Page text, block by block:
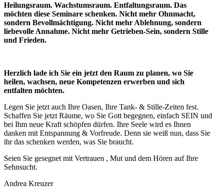
Heilungsraum. Wachstumsraum. Entfaltungsraum. Das
möchten diese Seminare schenken. Nicht mehr Ohnmacht,
sondern Bevollmächtigung. Nicht mehr Ablehnung, sondern
liebevolle Annahme. Nicht mehr Getrieben-Sein, sondern Stille
und Frieden.
Herzlich lade ich Sie ein jetzt den Raum zu planen, wo Sie
heilen, wachsen, neue Kompetenzen erwerben und sich
entfalten möchten.
Legen Sie jetzt auch Ihre Oasen, Ihre Tank- & Stille-Zeiten fest.
Schaffen Sie jetzt Räume, wo Sie Gott begegnen, einfach SEIN und
bei Ihm neue Kraft schöpfen dürfen. Ihre Seele wird es Ihnen
danken mit Entspannung & Vorfreude. Denn sie weiß nun, dass Sie
ihr das schenken werden, was Sie braucht.
Seien Sie gesegnet mit Vertrauen , Mut und dem Hören auf Ihre
Sehnsucht.
Andrea Kreuzer